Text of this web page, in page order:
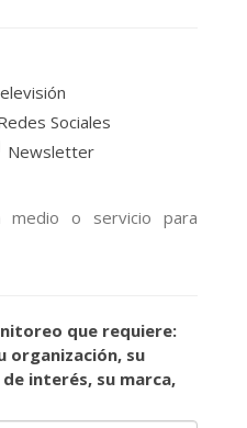
Sociales
Newsletter
medio o servicio para
que requiere:
organización, su
interés, su marca,